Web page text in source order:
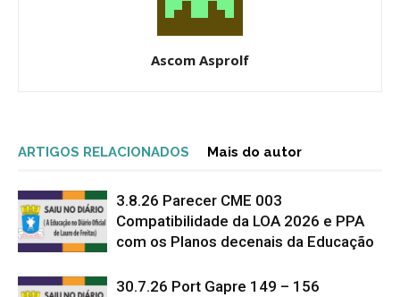
Ascom Asprolf
ARTIGOS RELACIONADOS Mais do autor
3.8.26 Parecer CME 003
Compatibilidade da LOA 2026 e PPA
com os Planos decenais da Educação
30.7.26 Port Gapre 149 – 156